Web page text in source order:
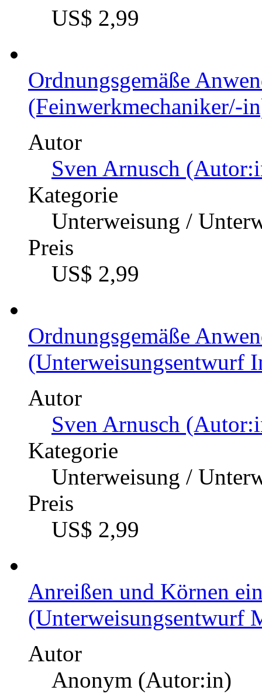
US$ 2,99
Ordnungsgemäße
(Feinwerkmechaniker/-
Autor
Sven Arnusch
Kategorie
Unterweisung /
Preis
US$ 2,99
Ordnungsgemäße
(Unterweisungsentwurf
Autor
Sven Arnusch
Kategorie
Unterweisung /
Preis
US$ 2,99
Anreißen und Körnen
(Unterweisungsentwurf
Autor
Anonym (Autor:in)